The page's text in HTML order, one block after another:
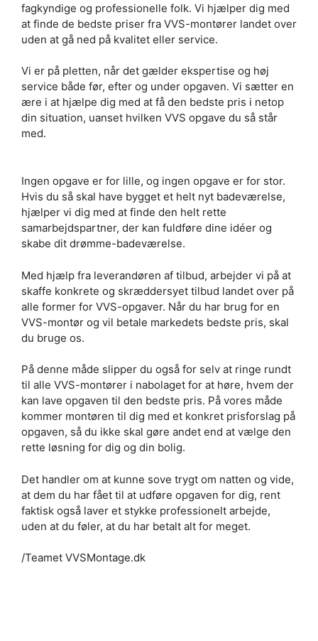
fagkyndige og professionelle folk. Vi hjælper dig med
at finde de bedste priser fra VVS-montører landet over
uden at gå ned på kvalitet eller service.
Vi er på pletten, når det gælder ekspertise og høj
service både før, efter og under opgaven. Vi sætter en
ære i at hjælpe dig med at få den bedste pris i netop
din situation, uanset hvilken VVS opgave du så står
med.
Ingen opgave er for lille, og ingen opgave er for stor.
Hvis du så skal have bygget et helt nyt badeværelse,
hjælper vi dig med at finde den helt rette
samarbejdspartner, der kan fuldføre dine idéer og
skabe dit drømme-badeværelse.
Med hjælp fra leverandøren af tilbud, arbejder vi på at
skaffe konkrete og skræddersyet tilbud landet over på
alle former for VVS-opgaver. Når du har brug for en
VVS-montør og vil betale markedets bedste pris, skal
du bruge os.
På denne måde slipper du også for selv at ringe rundt
til alle VVS-montører i nabolaget for at høre, hvem der
kan lave opgaven til den bedste pris. På vores måde
kommer montøren til dig med et konkret prisforslag på
opgaven, så du ikke skal gøre andet end at vælge den
rette løsning for dig og din bolig.
Det handler om at kunne sove trygt om natten og vide,
at dem du har fået til at udføre opgaven for dig, rent
faktisk også laver et stykke professionelt arbejde,
uden at du føler, at du har betalt alt for meget.
/Teamet VVSMontage.dk